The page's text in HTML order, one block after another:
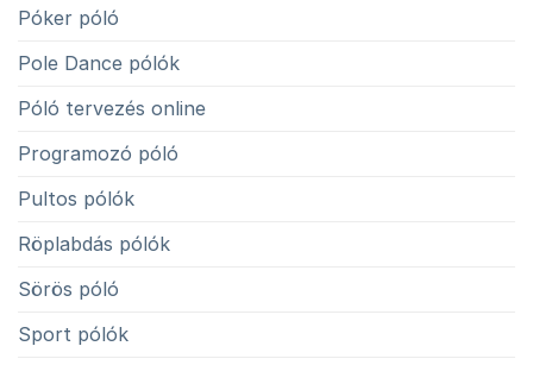
Póker póló
Pole Dance pólók
Póló tervezés online
Programozó póló
Pultos pólók
Röplabdás pólók
Sörös póló
Sport pólók